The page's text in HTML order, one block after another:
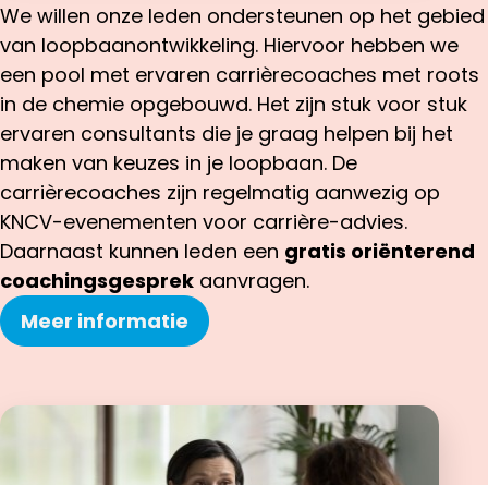
We willen onze leden ondersteunen op het gebied
van loopbaanontwikkeling. Hiervoor hebben we
een pool met ervaren carrièrecoaches met roots
in de chemie opgebouwd. Het zijn stuk voor stuk
ervaren consultants die je graag helpen bij het
maken van keuzes in je loopbaan. De
carrièrecoaches zijn regelmatig aanwezig op
KNCV-evenementen voor carrière-advies.
Daarnaast kunnen leden een gratis oriënterend
coachingsgesprek aanvragen.
Meer informatie